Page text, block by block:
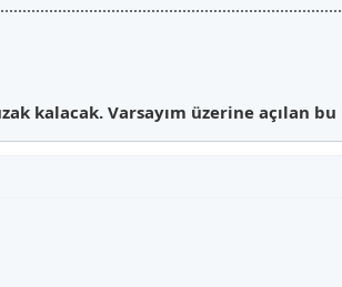
kalacak. Varsayım üzerine açılan